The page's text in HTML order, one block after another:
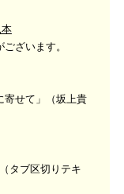
ざいます。
寄せて」（坂上貴
タブ区切りテキ